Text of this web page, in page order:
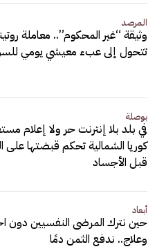
المرصد
وثيقة “غير المحكوم”.. معاملة
تتحول إلى عبء معيشي يومي
بوصلة
في بلد بلا إنترنت حر ولا إعلام
كوريا الشمالية تحكم قبضتها على
قبل الأجساد
أبعاد
حين نترك المرضى النفسيين دون
وعلاج.. ندفع الثمن دمًا